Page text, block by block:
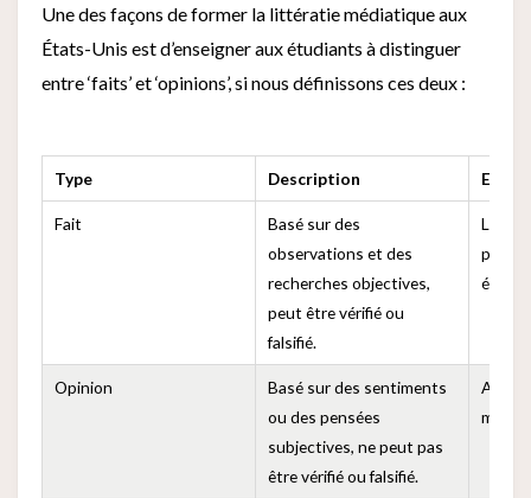
Une des façons de former la littératie médiatique aux
États-Unis est d’enseigner aux étudiants à distinguer
entre ‘faits’ et ‘opinions’, si nous définissons ces deux :
Type Description
Fait
Basé sur des
observations et des
recherches objectives,
peut être vérifié ou
falsifié.
Les
pays
élevé
Opinion
Basé sur des sentiments
ou des pensées
subjectives, ne peut pas
être vérifié ou falsifié.
Anya